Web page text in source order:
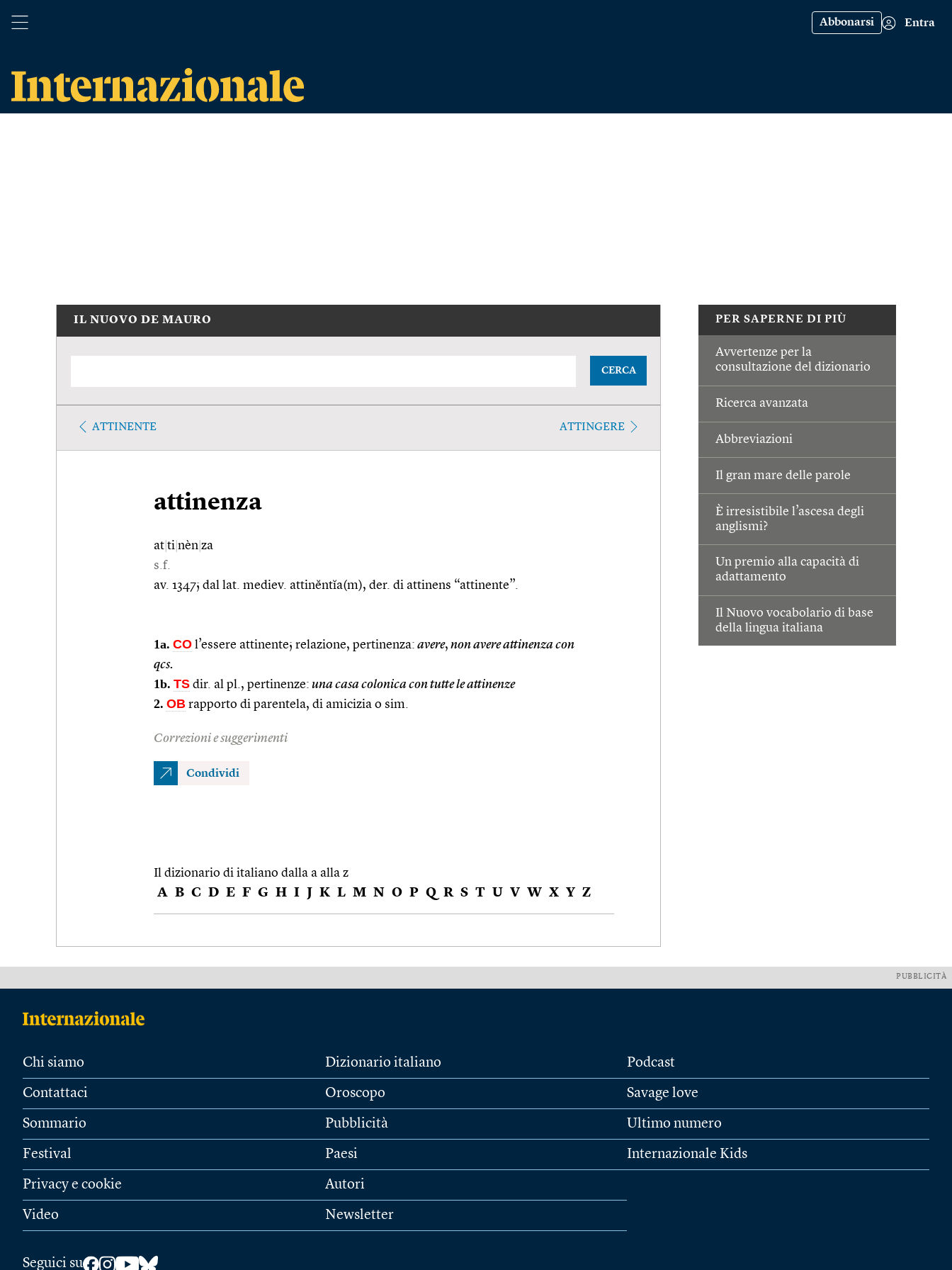
Abbonarsi Entra
PER SAPERNE DI PIÙ
Avvertenze per la
consultazione del dizionario
Ricerca avanzata
Abbreviazioni
Il gran mare delle parole
È irresistibile l’ascesa degli
anglismi?
Un premio alla capacità di
adattamento
Il Nuovo vocabolario di base
della lingua italiana
IL NUOVO DE MAURO
CERCA
ATTINENTE ATTINGERE
attinenza
at ti nèn za
s.f.
av. 1347; dal lat. mediev. attinĕntĭa(m), der. di attinens “attinente”.
1a. CO l’essere attinente; relazione, pertinenza: avere, non avere attinenza con
qcs.
1b. TS dir. al pl., pertinenze: una casa colonica con tutte le attinenze
2. OB rapporto di parentela, di amicizia o sim.
Correzioni e suggerimenti
Condividi
Il dizionario di italiano dalla a alla z
A B C D E F G H I J K L M N O P Q R S T U V W X Y Z
PUBBLICITÀ
Chi siamo
Contattaci
Sommario
Festival
Privacy e cookie
Video
Dizionario italiano
Oroscopo
Pubblicità
Paesi
Autori
Newsletter
Podcast
Savage love
Ultimo numero
Internazionale Kids
Seguici su